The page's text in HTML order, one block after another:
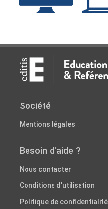
Société
Mentions légales
Besoin d'aide ?
Nous contacter
Conditions d'utilisation
Politique de confidentialité